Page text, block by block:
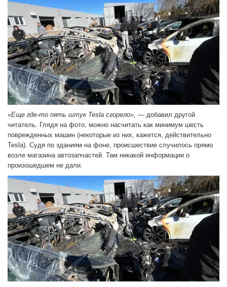
«Еще где-то пять штук Tesla сгорело», — добавил другой
читатель. Глядя на фото, можно насчитать как минимум шесть
поврежденных машин (некоторые из них, кажется, действительно
Tesla). Судя по зданиям на фоне, происшествие случилось прямо
возле магазина автозапчастей. Там никакой информации о
произошедшем не дали.